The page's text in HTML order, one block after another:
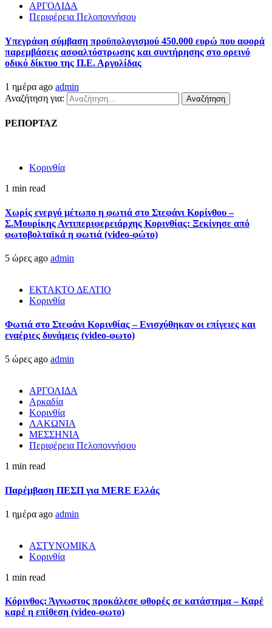
ΑΡΓΟΛΙΔΑ
Περιφέρεια Πελοποννήσου
Υπεγράφη σύμβαση προϋπολογισμού 450.000 ευρώ που αφορά
παρεμβάσεις ασφαλτόστρωσης και συντήρησης στο ορεινό
οδικό δίκτυο της Π.Ε. Αργολίδας
1 ημέρα ago admin
Αναζήτηση για:
ΡΕΠΟΡΤΑΖ
Κορινθία
1 min read
Χωρίς ενεργό μέτωπο η φωτιά στο Στεφάνι Κορίνθου –
Σ.Μουρίκης Αντιπεριφερειάρχης Κορινθίας: Ξεκίνησε από
φωτοβολταϊκά η φωτιά (video-φώτο)
5 ώρες ago admin
ΕΚΤΑΚΤΟ ΔΕΛΤΙΟ
Κορινθία
Φωτιά στο Στεφάνι Κορινθίας – Ενισχύθηκαν οι επίγειες και
εναέριες δυνάμεις (video-φωτο)
5 ώρες ago admin
ΑΡΓΟΛΙΔΑ
Αρκαδία
Κορινθία
ΛΑΚΩΝΙΑ
ΜΕΣΣΗΝΙΑ
Περιφέρεια Πελοποννήσου
1 min read
Παρέμβαση ΠΕΣΠ για MERE Ελλάς
1 ημέρα ago admin
ΑΣΤΥΝΟΜΙΚΑ
Κορινθία
1 min read
Κόρινθος: Άγνωστος προκάλεσε φθορές σε κατάστημα – Καρέ
καρέ η επίθεση (video-φωτο)